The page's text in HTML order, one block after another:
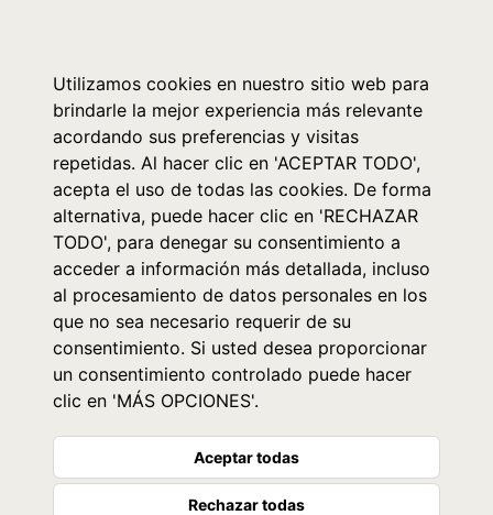
Utilizamos cookies en nuestro sitio web para
brindarle la mejor experiencia más relevante
acordando sus preferencias y visitas
repetidas. Al hacer clic en 'ACEPTAR TODO',
acepta el uso de todas las cookies. De forma
alternativa, puede hacer clic en 'RECHAZAR
TODO', para denegar su consentimiento a
acceder a información más detallada, incluso
al procesamiento de datos personales en los
que no sea necesario requerir de su
consentimiento. Si usted desea proporcionar
un consentimiento controlado puede hacer
clic en 'MÁS OPCIONES'.
Aceptar todas
Rechazar todas